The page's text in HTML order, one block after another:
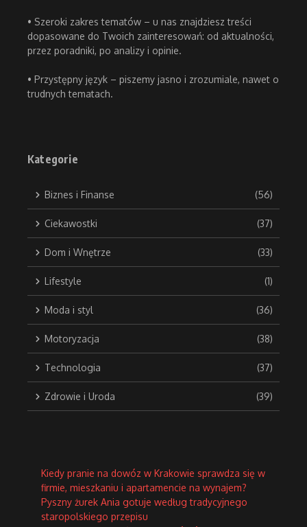
• Szeroki zakres tematów – u nas znajdziesz treści
dopasowane do Twoich zainteresowań: od aktualności,
przez poradniki, po analizy i opinie.
• Przystępny język – piszemy jasno i zrozumiale, nawet o
trudnych tematach.
Kategorie
Biznes i Finanse (56)
Ciekawostki (37)
Dom i Wnętrze (33)
Lifestyle (1)
Moda i styl (36)
Motoryzacja (38)
Technologia (37)
Zdrowie i Uroda (39)
Kiedy pranie na dowóz w Krakowie sprawdza się w
firmie, mieszkaniu i apartamencie na wynajem?
Pyszny żurek Ania gotuje według tradycyjnego
staropolskiego przepisu